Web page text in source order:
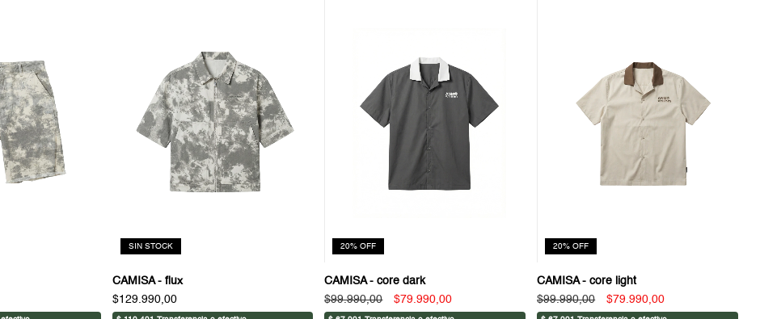
SIN STOCK
CAMISA - flux
$129.990,00
20%OFF
CAMISA - core dark
$99.990,00
$79.990,00
20%OFF
CAMISA - core light
$99.990,00
$79.990,00